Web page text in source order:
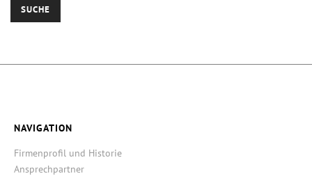
SUCHE
NAVIGATION
Firmenprofil und Historie
Ansprechpartner